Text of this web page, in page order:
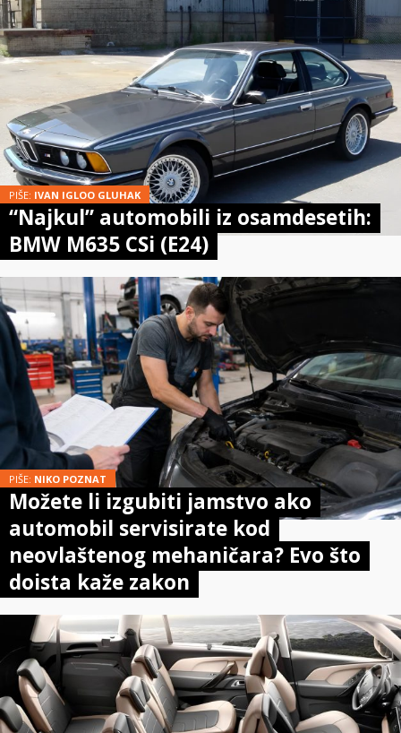
PIŠE: IVAN IGLOO GLUHAK
“Najkul” automobili iz osamdesetih:
BMW M635 CSi (E24)
PIŠE: NIKO POZNAT
Možete li izgubiti jamstvo ako
automobil servisirate kod
neovlaštenog mehaničara? Evo što
doista kaže zakon